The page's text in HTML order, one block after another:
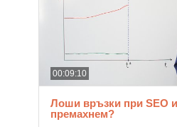
00:09:10
Лоши връзки при SEO и
премахнем?